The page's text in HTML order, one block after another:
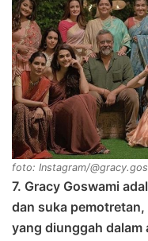
foto: Instagram/
7. Gracy Goswami
dan suka
yang diunggah